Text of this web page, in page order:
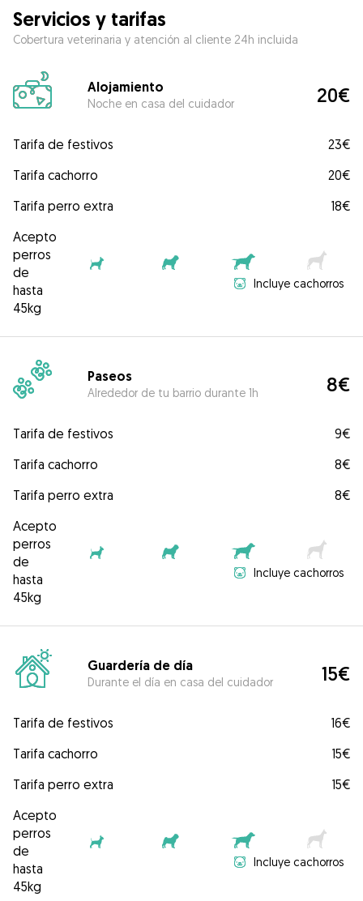
Servicios y tarifas
Cobertura veterinaria y atención al cliente 24h incluida
Alojamiento
Noche en casa del cuidador 20€
Tarifa de festivos
23€
Tarifa cachorro
20€
Tarifa perro extra
18€
Acepto
perros
de
hasta
45kg
Incluye cachorros
Paseos
Alrededor de tu barrio durante 1h 8€
Tarifa de festivos
9€
Tarifa cachorro
8€
Tarifa perro extra
8€
Acepto
perros
de
hasta
45kg
Incluye cachorros
Guardería de día
Durante el día en casa del cuidador 15€
Tarifa de festivos
16€
Tarifa cachorro
15€
Tarifa perro extra
15€
Acepto
perros
de
hasta
45kg
Incluye cachorros